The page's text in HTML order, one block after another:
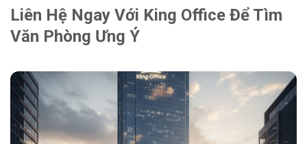
Liên Hệ Ngay Với King Office Để Tìm
Văn Phòng Ưng Ý